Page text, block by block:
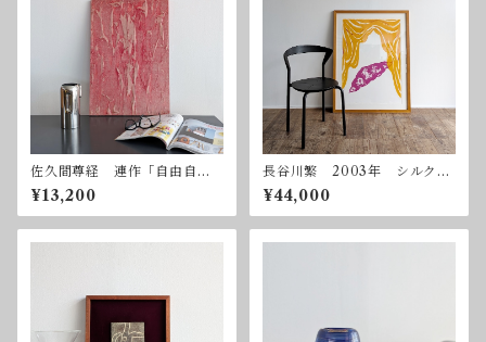
佐久間尊経 連作「自由自
在」ー赤 2003年 ミクスト
メディア
¥13,200
長谷川繁 2003年 シルクス
クリーン 額付属
¥44,000